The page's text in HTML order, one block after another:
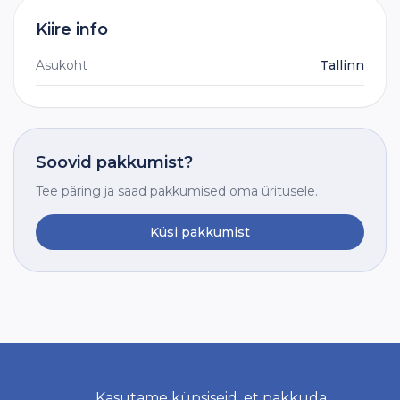
Kiire info
Asukoht Tallinn
Soovid pakkumist?
Tee päring ja saad pakkumised oma üritusele.
Küsi pakkumist